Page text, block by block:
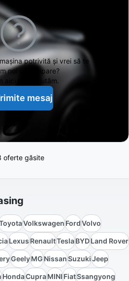
potrivită și vrei să te
noi când apare?
aici să te ajutăm.
mesaj
oferte găsite
VolkswagenFordVolvo
LexusRenaultTeslaBYDLand Rover
GeelyMGNissanSuzukiJeep
HondaCupraMINIFiatSsangyong